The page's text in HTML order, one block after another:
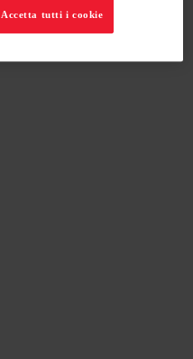
Accetta tutti i cookie